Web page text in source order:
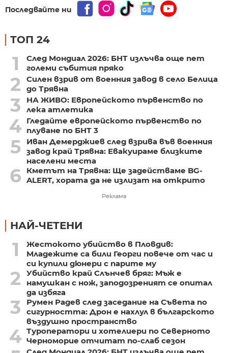
Последвайте ни
ТОП 24
1
След Мондиал 2026: БНТ излъчва още пет
големи събития пряко
2
Силен взрив от военния завод в село Белица
до Трявна
3
НА ЖИВО: Европейското първенство по
лека атлетика
4 Гледайте европейското първенство по
плуване по БНТ 3
5
Иван Демерджиев след взрива във военния
завод край Трявна: Евакуираме близките
населени места
6
Кметът на Трявна: Ще задействаме BG-
ALERT, хората да не излизат на открито
Реклама
НАЙ-ЧЕТЕНИ
1
Жестокото убийство в Пловдив:
Младежите са били Георги повече от час и
си купили дюнери с парите му
2
Убийство край Слънчев бряг: Мъж е
намушкан с нож, заподозреният се опитал
да избяга
3
Румен Радев след заседание на Съвета по
сигурността: Дрон е нахлул в българското
въздушно пространство
4 Туроператори и хотелиери по Северното
Черноморие отчитат по-слаб сезон